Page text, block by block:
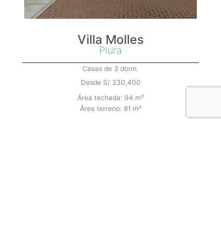
Villa Molles
Piura
Casas de 3 dorm.
Desde S/ 330,400
Área techada: 94 m²
Área terreno: 81 m²